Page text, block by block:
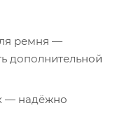
ремня —
дополнительной
— надёжно